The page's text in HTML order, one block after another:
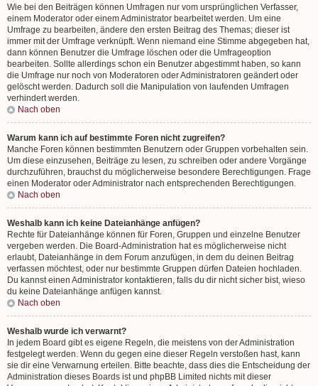
Wie bei den Beiträgen können Umfragen nur vom ursprünglichen Verfasser,
einem Moderator oder einem Administrator bearbeitet werden. Um eine
Umfrage zu bearbeiten, ändere den ersten Beitrag des Themas; dieser ist
immer mit der Umfrage verknüpft. Wenn niemand eine Stimme abgegeben hat,
dann können Benutzer die Umfrage löschen oder die Umfrageoption
bearbeiten. Sollte allerdings schon ein Benutzer abgestimmt haben, so kann
die Umfrage nur noch von Moderatoren oder Administratoren geändert oder
gelöscht werden. Dadurch soll die Manipulation von laufenden Umfragen
verhindert werden.
Nach oben
Warum kann ich auf bestimmte Foren nicht zugreifen?
Manche Foren können bestimmten Benutzern oder Gruppen vorbehalten sein.
Um diese einzusehen, Beiträge zu lesen, zu schreiben oder andere Vorgänge
durchzuführen, brauchst du möglicherweise besondere Berechtigungen. Frage
einen Moderator oder Administrator nach entsprechenden Berechtigungen.
Nach oben
Weshalb kann ich keine Dateianhänge anfügen?
Rechte für Dateianhänge können für Foren, Gruppen und einzelne Benutzer
vergeben werden. Die Board-Administration hat es möglicherweise nicht
erlaubt, Dateianhänge in dem Forum anzufügen, in dem du deinen Beitrag
verfassen möchtest, oder nur bestimmte Gruppen dürfen Dateien hochladen.
Du kannst einen Administrator kontaktieren, falls du dir nicht sicher bist, wieso
du keine Dateianhänge anfügen kannst.
Nach oben
Weshalb wurde ich verwarnt?
In jedem Board gibt es eigene Regeln, die meistens von der Administration
festgelegt werden. Wenn du gegen eine dieser Regeln verstoßen hast, kann
sie dir eine Verwarnung erteilen. Bitte beachte, dass dies die Entscheidung der
Administration dieses Boards ist und phpBB Limited nichts mit dieser